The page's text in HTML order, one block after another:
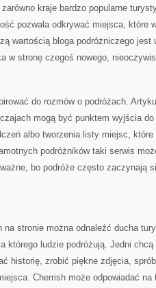
kraje bardzo popularne
pozwala odkrywać miejsca, które
wartością bloga podróżniczego jest
w stronę czegoś nowego,
do rozmów o podróżach.
mogą być punktem wyjścia do
albo tworzenia listy miejsc,
podróżników taki serwis
bo podróże często zaczynają
na stronie można odnaleźć ducha
którego ludzie podróżują. Jedni
historię, zrobić piękne zdjęcia,
Cherrish może odpowiadać na